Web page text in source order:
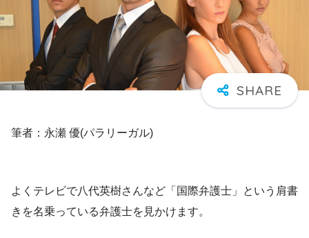
筆者：永瀬 優(パラリーガル)
よくテレビで八代英樹さんなど「国際弁護士」という肩書
きを名乗っている弁護士を見かけます。